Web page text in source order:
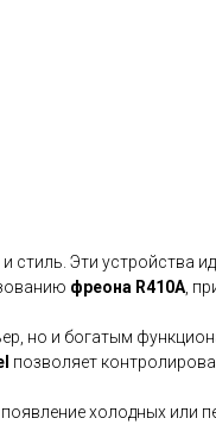
стиль. Эти устройства
фреона R410A ,
но и богатым
позволяет
холодных или